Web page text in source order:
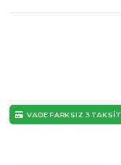
VADE FARKSIZ 3 TAKSİT